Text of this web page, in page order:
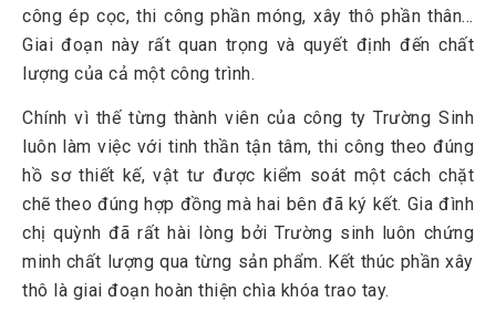
công ép cọc, thi công phần móng, xây thô phần thân…
Giai đoạn này rất quan trọng và quyết định đến chất
lượng của cả một công trình.
Chính vì thế từng thành viên của công ty Trường Sinh
luôn làm việc với tinh thần tận tâm, thi công theo đúng
hồ sơ thiết kế, vật tư được kiểm soát một cách chặt
chẽ theo đúng hợp đồng mà hai bên đã ký kết. Gia đình
chị quỳnh đã rất hài lòng bởi Trường sinh luôn chứng
minh chất lượng qua từng sản phẩm. Kết thúc phần xây
thô là giai đoạn hoàn thiện chìa khóa trao tay.